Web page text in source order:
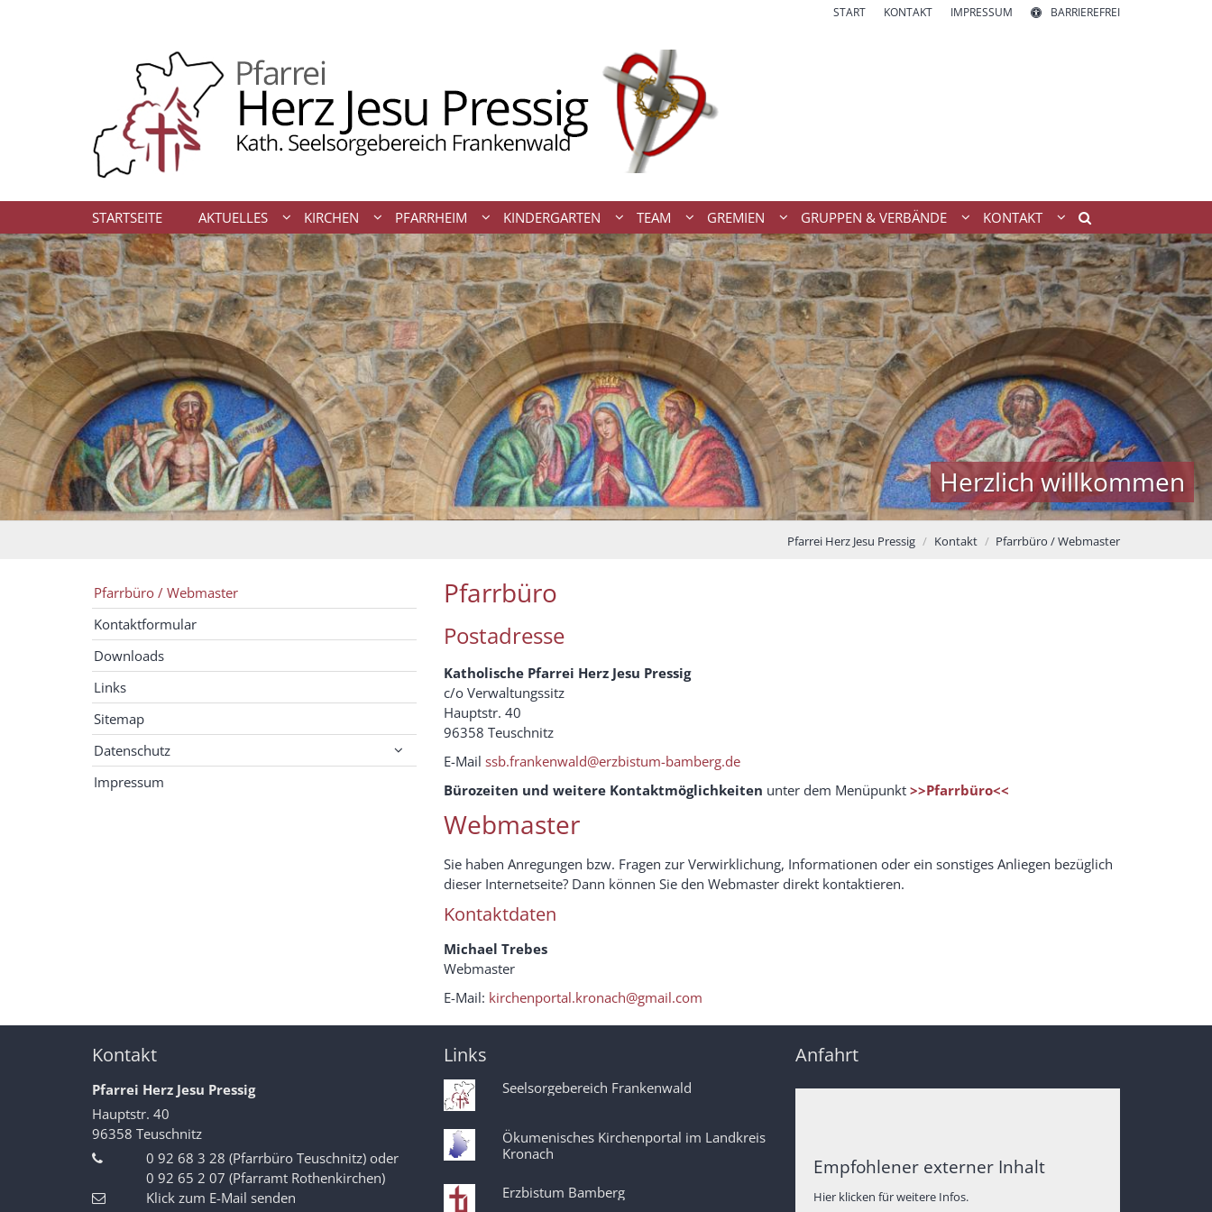
START KONTAKT IMPRESSUM BARRIEREFREI
STARTSEITE AKTUELLES KIRCHEN PFARRHEIM KINDERGARTEN TEAM GREMIEN GRUPPEN & VERBÄNDE KONTAKT
Herzlich willkommen
Pfarrei Herz Jesu Pressig Kontakt Pfarrbüro / Webmaster
Pfarrbüro
Postadresse
Katholische Pfarrei Herz Jesu Pressig
c/o Verwaltungssitz
Hauptstr. 40
96358 Teuschnitz
E-Mail ssb.frankenwald@erzbistum-bamberg.de
Bürozeiten und weitere Kontaktmöglichkeiten unter dem Menüpunkt >>Pfarrbüro<<
Webmaster
Sie haben Anregungen bzw. Fragen zur Verwirklichung, Informationen oder ein sonstiges Anliegen bezüglich
dieser Internetseite? Dann können Sie den Webmaster direkt kontaktieren.
Kontaktdaten
Michael Trebes
Webmaster
E-Mail: kirchenportal.kronach@gmail.com
Pfarrbüro / Webmaster
Kontaktformular
Downloads
Links
Sitemap
Datenschutz
Impressum
Kontakt
Pfarrei Herz Jesu Pressig
Hauptstr. 40
96358 Teuschnitz
0 92 68 3 28 (Pfarrbüro Teuschnitz) oder
0 92 65 2 07 (Pfarramt Rothenkirchen)
Klick zum E-Mail senden
Links
Seelsorgebereich Frankenwald
Ökumenisches Kirchenportal im Landkreis
Kronach
Erzbistum Bamberg
Anfahrt
Empfohlener externer Inhalt
Hier klicken für weitere Infos.